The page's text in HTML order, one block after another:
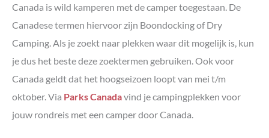
Canada is wild kamperen met de camper toegestaan. De
Canadese termen hiervoor zijn Boondocking of Dry
Camping. Als je zoekt naar plekken waar dit mogelijk is, kun
je dus het beste deze zoektermen gebruiken. Ook voor
Canada geldt dat het hoogseizoen loopt van mei t/m
oktober. Via Parks Canadavind je campingplekken voor
jouw rondreis met een camper door Canada.